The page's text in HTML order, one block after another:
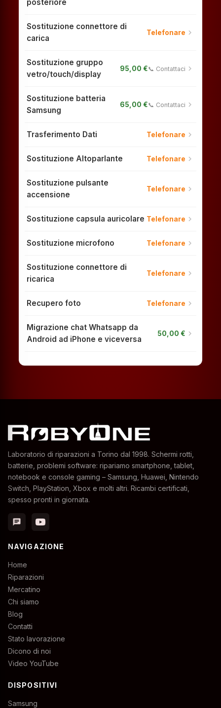
posteriore
Sostituzione connettore di
carica
Telefonare chevron_right
Sostituzione gruppo
vetro/touch/display
95,00 €📞 Contattaci chevron_right
Sostituzione batteria
Samsung
65,00 €📞 Contattaci chevron_right
Trasferimento Dati Telefonare chevron_right
Sostituzione Altoparlante Telefonare chevron_right
Sostituzione pulsante
accensione
Telefonare chevron_right
Sostituzione capsula auricolare Telefonare chevron_right
Sostituzione microfono Telefonare chevron_right
Sostituzione connettore di
ricarica
Telefonare chevron_right
Recupero foto Telefonare chevron_right
Migrazione chat Whatsapp da
Android ad iPhone e viceversa
50,00 € chevron_right
Laboratorio di riparazioni a Torino dal 1998. Schermi rotti,
batterie, problemi software: ripariamo smartphone, tablet,
notebook e console gaming – Samsung, Huawei, Nintendo
Switch, PlayStation, Xbox e molti altri. Ricambi certificati,
spesso pronti in giornata.
chat
NAVIGAZIONE
Home
Riparazioni
Mercatino
Chi siamo
Blog
Contatti
Stato lavorazione
Dicono di noi
Video YouTube
DISPOSITIVI
Samsung